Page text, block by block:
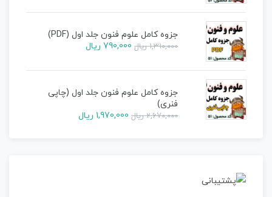
جزوه کامل علوم فنون جلد اول (PDF)
1,310,000 ریال 790,000 ریال
جزوه کامل علوم فنون جلد اول (چاپی
فنری)
2,670,000 ریال 1,970,000 ریال